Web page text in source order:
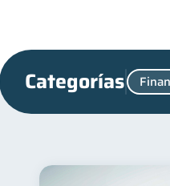
Categorías